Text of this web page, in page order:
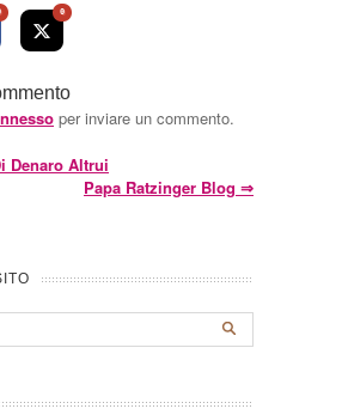
0
per inviare un commento.
Denaro Altrui
Papa Ratzinger Blog ⇒